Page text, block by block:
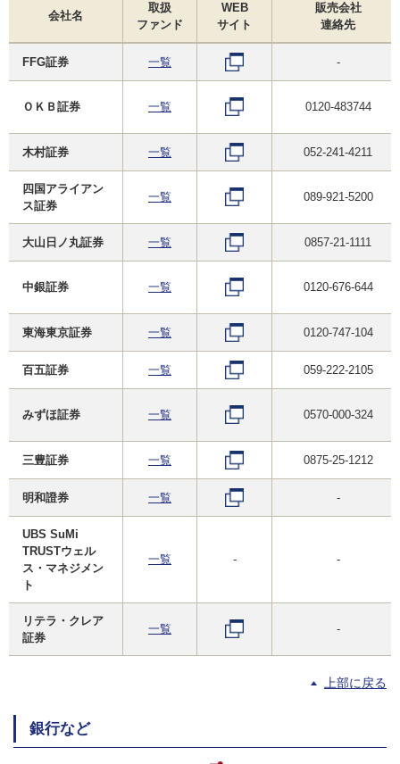
会社名
取扱
ファンド
WEB
サイト
販売会社
連絡先
FFG証券 一覧 -
ＯＫＢ証券 一覧 0120-483744
木村証券 一覧 052-241-4211
四国アライアン
ス証券
一覧 089-921-5200
大山日ノ丸証券 一覧 0857-21-1111
中銀証券 一覧 0120-676-644
東海東京証券 一覧 0120-747-104
百五証券 一覧 059-222-2105
みずほ証券 一覧 0570-000-324
三豊証券 一覧 0875-25-1212
明和證券 一覧 -
UBS SuMi
TRUSTウェル
ス・マネジメン
ト
一覧 - -
リテラ・クレア
証券
一覧 -
上部に戻る
銀行など